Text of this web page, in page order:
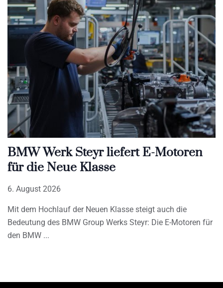
BMW Werk Steyr liefert E-Motoren
für die Neue Klasse
6. August 2026
Mit dem Hochlauf der Neuen Klasse steigt auch die
Bedeutung des BMW Group Werks Steyr: Die E-Motoren für
den BMW